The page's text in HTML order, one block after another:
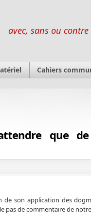
avec, sans ou
Cahiers
que
de son application des
pas de commentaire de